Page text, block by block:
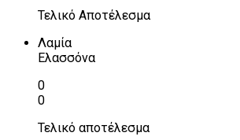
Τελικό Αποτέλεσμα
Λαμία
Ελασσόνα
0
0
Τελικό αποτέλεσμα